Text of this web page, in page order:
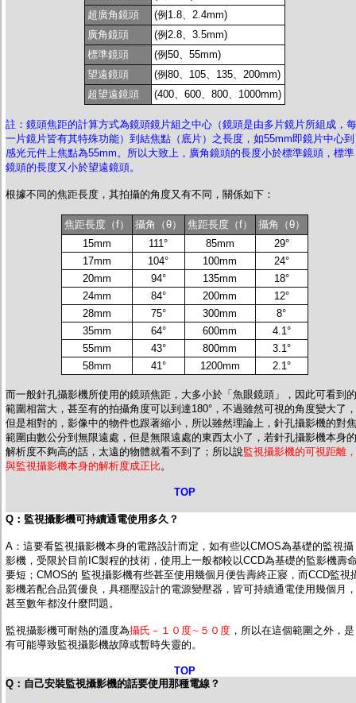
超廣角鏡頭
(例1.8、2.4mm)
廣角鏡頭
(例2.8、3.5mm)
標準鏡頭
(例50、55mm)
望遠鏡頭
(例80、105、135、200mm)
超望遠鏡頭
(400、600、800、1000mm)
註：鏡頭焦距的計算方式為鏡頭鏡片組之中心（鏡頭是由多片鏡片所組成，每
一片鏡片皆有其特殊功能）到結焦點（底片）之長度，如55mm即鏡片中心到
感光元件上焦點為55mm。所以大致上，廣角鏡頭的長度小於標準鏡頭，標準
鏡頭的長度又小於望遠鏡頭。
根據不同的焦距長度，其拍攝的角度又有不同，關係如下：
焦距長度（f） 攝角（θ） 焦距長度（f）
攝角（θ）
15mm
111° 85mm
29°
17mm
104° 100mm
24°
20mm
94° 135mm
18°
24mm
84° 200mm
12°
28mm
75° 300mm
8°
35mm
64° 600mm
4.1°
55mm
43° 800mm
3.1°
58mm
41° 1200mm 2.1°
而一般針孔攝影機所使用的鏡頭焦距，大多小於「魚眼鏡頭」，因此可看到的
範圍相當大，甚至有的拍攝角度可以到達180° ，不過雖然可視的角度變大了，
但是相對的，影像中的物件也跟著縮小，所以雖然理論上，針孔攝影機的對焦
範圍由數公分到無限遠處，但是無限遠處的東西太小了，若針孔攝影機本身的
解析度不夠高的話，太遠的物體就看不到了；所以說監視攝影機的可視距離，
與監視攝影機本身的解析度成正比。
TOP
Q： 監視攝影機可持續通電使用多久？
A：這要看監視攝影機本身的電路設計而定，如有些以CMOS為基礎的監視攝
影機，受限於目前IC製程的技術，使用上一般都較以CCD為基礎的監影機壽
要短；CMOS的 監視攝影機有些甚至使用幾個月便告壽終正寢，而CCD監視
影機若配合品質優良，具穩壓設計的電源變壓器，皆可持續通電使用幾個月，
甚至數年都沒什麼問題。
監視攝影機可耐熱的溫度為攝氏－１０度∼５０度 ，所以在這個範圍之外，是
有可能導致監視攝影機故障或暫時失靈的。
TOP
Q：自己安裝監視攝影機的話要使用那種電線？